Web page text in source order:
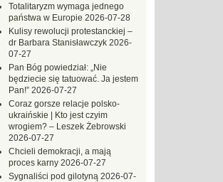
Totalitaryzm wymaga jednego
państwa w Europie 2026-07-28
Kulisy rewolucji protestanckiej –
dr Barbara Stanisławczyk 2026-
07-27
Pan Bóg powiedział: „Nie
będziecie się tatuować. Ja jestem
Pan!” 2026-07-27
Coraz gorsze relacje polsko-
ukraińskie | Kto jest czyim
wrogiem? – Leszek Żebrowski
2026-07-27
Chcieli demokracji, a mają
proces karny 2026-07-27
Sygnaliści pod gilotyną 2026-07-